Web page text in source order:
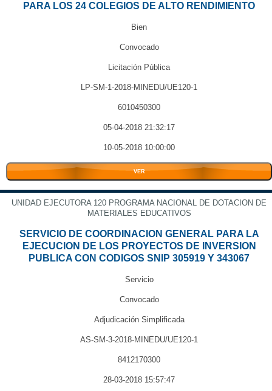
PARA LOS 24 COLEGIOS DE ALTO RENDIMIENTO
Bien
Convocado
Licitación Pública
LP-SM-1-2018-MINEDU/UE120-1
6010450300
05-04-2018 21:32:17
10-05-2018 10:00:00
VER
UNIDAD EJECUTORA 120 PROGRAMA NACIONAL DE DOTACION DE
MATERIALES EDUCATIVOS
SERVICIO DE COORDINACION GENERAL PARA LA
EJECUCION DE LOS PROYECTOS DE INVERSION
PUBLICA CON CODIGOS SNIP 305919 Y 343067
Servicio
Convocado
Adjudicación Simplificada
AS-SM-3-2018-MINEDU/UE120-1
8412170300
28-03-2018 15:57:47